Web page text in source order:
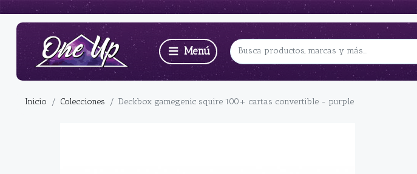
Inicio Colecciones Deckbox gamegenic squire 100+ cartas convertible - purple